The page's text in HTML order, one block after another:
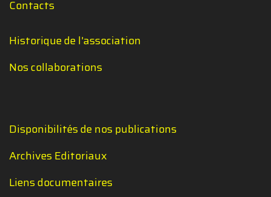
Contacts
Historique de l'association
Nos collaborations
Disponibilités de nos publications
Archives Editoriaux
Liens documentaires